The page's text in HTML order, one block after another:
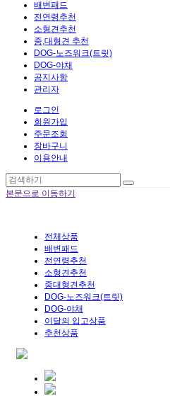
배변패드
전연령추천
소형견추천
중,대형견 추천
DOG-노즈워크(트릿)
DOG-야채
공지사항
관리자
로그인
회원가입
주문조회
장바구니
이용안내
본문으로 이동하기
전체상품
배변패드
전연령추천
소형견추천
중대형견추천
DOG-노즈워크(트릿)
DOG-야채
이달의 입고상품
추천상품